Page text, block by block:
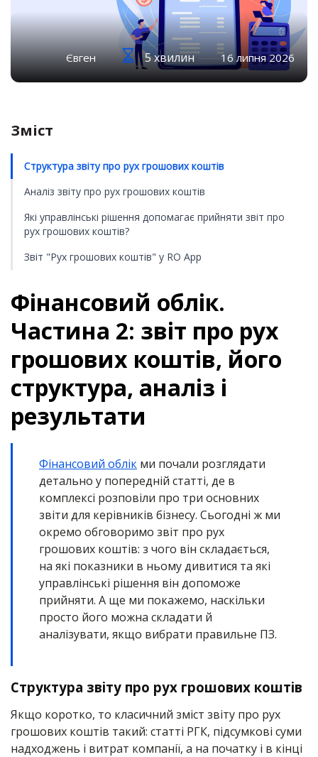
Євген 5 хвилин 16 липня 2026
Зміст
Структура звіту про рух грошових коштів
Аналіз звіту про рух грошових коштів
Які управлінські рішення допомагає прийняти звіт про
рух грошових коштів?
Звіт "Рух грошових коштів" у RO App
Фінансовий облік.
Частина 2: звіт про рух
грошових коштів, його
структура, аналіз і
результати
Фінансовий облік ми почали розглядати
детально у попередній статті, де в
комплексі розповіли про три основних
звіти для керівників бізнесу. Сьогодні ж ми
окремо обговоримо звіт про рух
грошових коштів: з чого він складається,
на які показники в ньому дивитися та які
управлінські рішення він допоможе
прийняти. А ще ми покажемо, наскільки
просто його можна складати й
аналізувати, якщо вибрати правильне ПЗ.
Структура звіту про рух грошових коштів
Якщо коротко, то класичний зміст звіту про рух
грошових коштів такий: статті РГК, підсумкові суми
надходжень і витрат компанії, а на початку і в кінці